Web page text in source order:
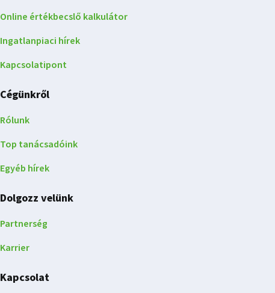
Online értékbecslő kalkulátor
Ingatlanpiaci hírek
Kapcsolatipont
Cégünkről
Rólunk
Top tanácsadóink
Egyéb hírek
Dolgozz velünk
Partnerség
Karrier
Kapcsolat